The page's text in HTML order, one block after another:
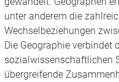
unter anderem die
Wechselbeziehungen
Die Geographie
sozialwissenschaftlichen
übergreifende